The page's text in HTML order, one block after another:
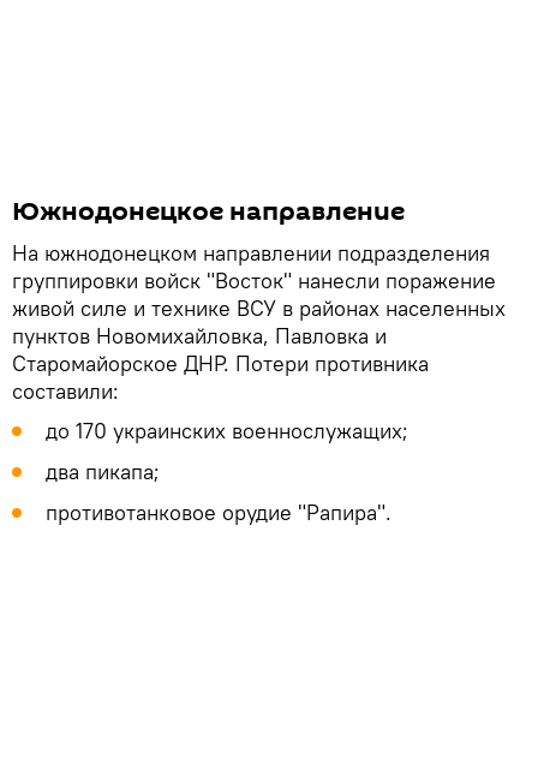
Южнодонецкое направление
На южнодонецком направлении подразделения
группировки войск "Восток" нанесли поражение
живой силе и технике ВСУ в районах населенных
пунктов Новомихайловка, Павловка и
Старомайорское ДНР. Потери противника
составили:
до 170 украинских военнослужащих;
два пикапа;
противотанковое орудие "Рапира".